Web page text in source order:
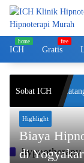
Langsung
konten
ICH Gratis
Sobat ICH
Selamat
Highlight
Biaya
di